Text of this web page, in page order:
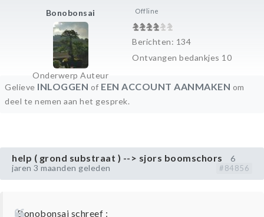
Bonobonsai
Onderwerp Auteur
Offline
Berichten: 134
Ontvangen bedankjes 10
Gelieve INLOGGEN of EEN ACCOUNT AANMAKEN om
deel te nemen aan het gesprek.
help ( grond substraat ) --> sjors boomschors
6
jaren 3 maanden geleden
#84856
Bonobonsai schreef :